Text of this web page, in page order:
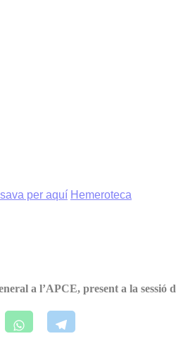
per aquí Hemeroteca
a l’APCE, present a la sessió